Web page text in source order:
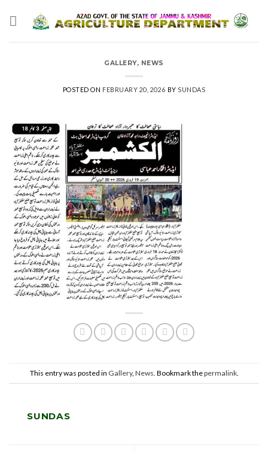
GALLERY, NEWS
POSTED ON FEBRUARY 20, 2026 BY SUNDAS
This entry was posted in Gallery, News . Bookmark thepermalink.
SUNDAS